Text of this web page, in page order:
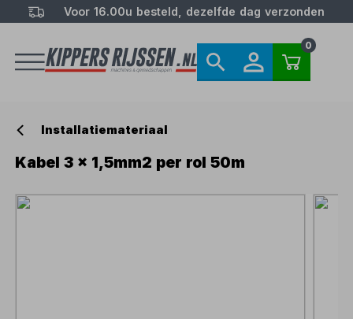
Voor 16.00u besteld, dezelfde dag verzonden
0
Installatiemateriaal
Kabel 3 x 1,5mm2 per rol 50m